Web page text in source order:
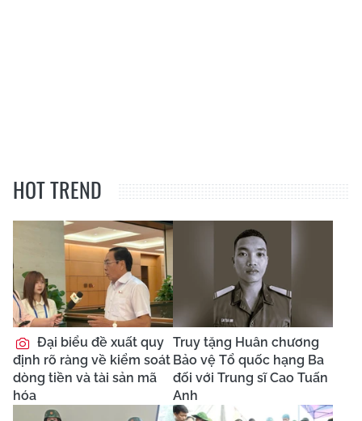
HOT TREND
Đại biểu đề xuất quy
định rõ ràng về kiểm soát
dòng tiền và tài sản mã
hóa
Truy tặng Huân chương
Bảo vệ Tổ quốc hạng Ba
đối với Trung sĩ Cao Tuấn
Anh